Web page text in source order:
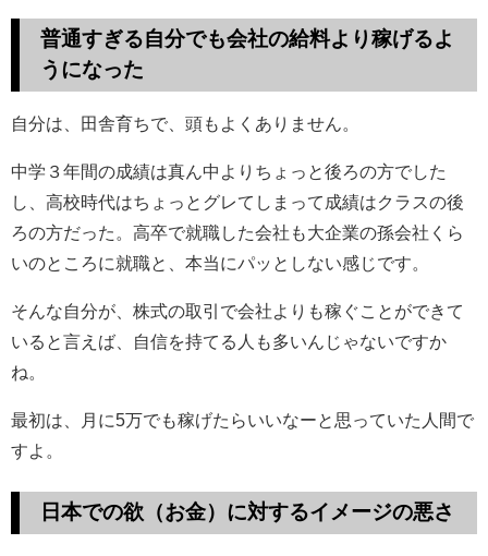
普通すぎる自分でも会社の給料より稼げるよ
うになった
自分は、田舎育ちで、頭もよくありません。
中学３年間の成績は真ん中よりちょっと後ろの方でした
し、高校時代はちょっとグレてしまって成績はクラスの後
ろの方だった。高卒で就職した会社も大企業の孫会社くら
いのところに就職と、本当にパッとしない感じです。
そんな自分が、株式の取引で会社よりも稼ぐことができて
いると言えば、自信を持てる人も多いんじゃないですか
ね。
最初は、月に5万でも稼げたらいいなーと思っていた人間で
すよ。
日本での欲（お金） に対するイメージの悪さ